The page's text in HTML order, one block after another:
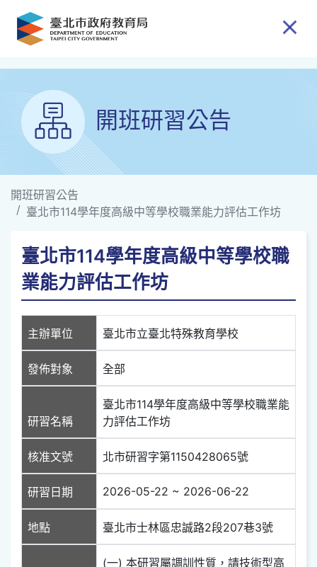
跳到主要內容
開班研習公告
開班研習公告
臺北市114學年度高級中等學校職業能力評估工作坊
臺北市114學年度高級中等學校職
業能力評估工作坊
主辦單位 臺北市立臺北特殊教育學校
發佈對象 全部
研習名稱
臺北市114學年度高級中等學校職業能
力評估工作坊
核准文號 北市研習字第1150428065號
研習日期 2026-05-22 ~ 2026-06-22
地點 臺北市士林區忠誠路2段207巷3號
(一) 本研習屬調訓性質，請技術型高